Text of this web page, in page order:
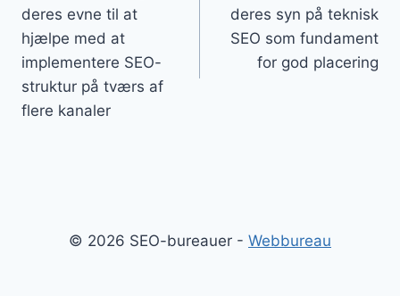
deres evne til at
hjælpe med at
implementere SEO-
struktur på tværs af
flere kanaler
deres syn på teknisk
SEO som fundament
for god placering
© 2026 SEO-bureauer - Webbureau